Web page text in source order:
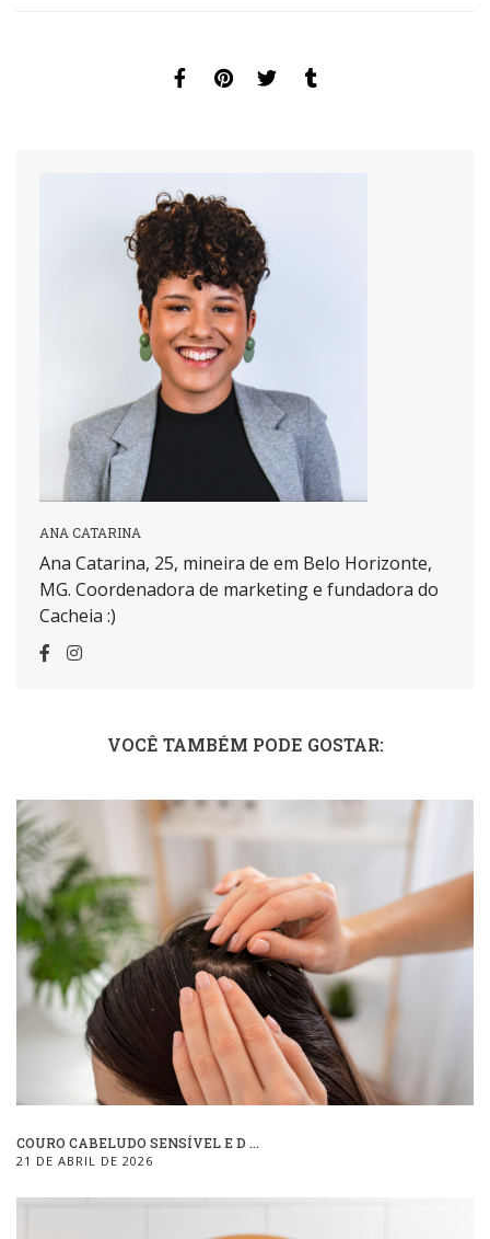
ANA CATARINA
Ana Catarina, 25, mineira de em Belo Horizonte,
MG. Coordenadora de marketing e fundadora do
Cacheia :)
VOCÊ TAMBÉM PODE GOSTAR:
COURO CABELUDO SENSÍVEL E D ...
21 DE ABRIL DE 2026